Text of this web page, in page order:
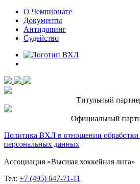
О Чемпионате
Документы
Антидопинг
Судейство
Титульный
Официальный
Политика ВХЛ в отношении
персональных данных
Ассоциация «Высшая хоккейная лига»
Тел: +7 (495) 647-71-11